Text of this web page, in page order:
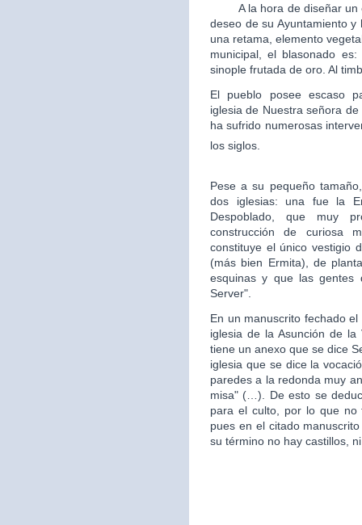
A la hora de diseñar un
deseo de su Ayuntamiento
una retama, elemento
municipal, el blasonado
sinople frutada de oro. Al
El pueblo posee escaso
iglesia de Nuestra señora
ha sufrido numerosas
los siglos.
Pese a su pequeño
dos iglesias: una fue la
Despoblado, que muy
construcción de curiosa
constituye el único vestigio
(más bien Ermita), de
esquinas y que las gentes
Server".
En un manuscrito fechado
iglesia de la Asunción de
tiene un anexo que se dice
iglesia que se dice la
paredes a la redonda muy
misa" (…). De esto se
para el culto, por lo que no
pues en el citado
su término no hay castillos,